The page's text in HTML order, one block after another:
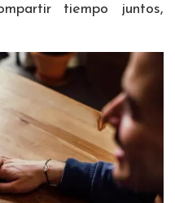
tiempo juntos,